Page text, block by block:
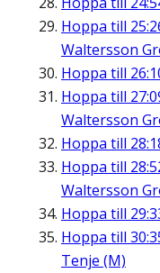
Hoppa till
Waltersson
Hoppa till
Hoppa till
Waltersson
Hoppa till
Hoppa till
Waltersson
Hoppa till
Hoppa till
Tenje (M)